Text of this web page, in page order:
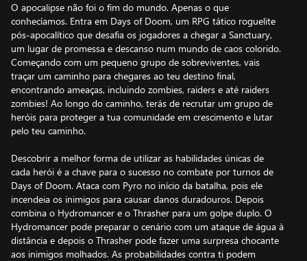
O apocalipse não foi o fim do mundo. Apenas o que
conhecíamos. Entra em Days of Doom, um RPG tático roguelite
pós-apocalítico que desafia os jogadores a chegar a Sanctuary,
um lugar de promessa e descanso num mundo de caos colorido.
Começando com um pequeno grupo de sobreviventes, vais
traçar um caminho para chegares ao teu destino final,
encontrando ameaças, incluindo zombies, raiders e até raiders
zombies! Ao longo do caminho, terás de recrutar um grupo de
heróis para proteger a tua comunidade em crescimento e lutar
pelo teu caminho.
Descobrir a melhor forma de utilizar as habilidades únicas de
cada herói é a chave para o sucesso no combate por turnos de
Days of Doom. Ataca com Pyro no início da batalha, pois ele
incendeia os inimigos para causar danos duradouros. Depois
combina o Hydromancer e o Thrasher para um golpe duplo. O
Hydromancer pode preparar o cenário com um ataque de água à
distância e depois o Thrasher pode fazer uma surpresa chocante
aos inimigos molhados. As probabilidades contra ti podem